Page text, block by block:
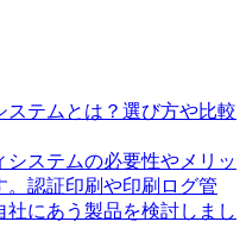
テムとは？選び方や比較
ステムの必要性やメリッ
。認証印刷や印刷ログ管
にあう製品を検討しまし